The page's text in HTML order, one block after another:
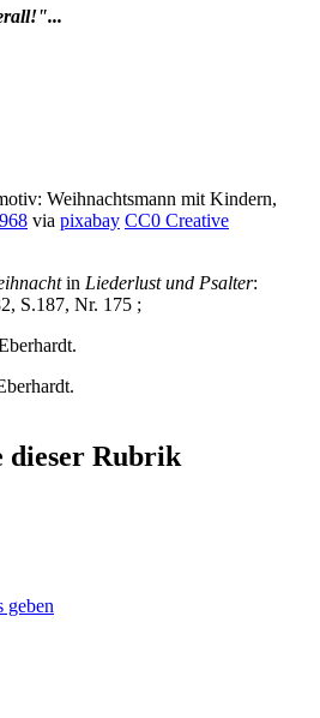
Weihnachtsmann mit Kindern,
via pixabay CC0 Creative
in Liederlust und Psalter:
S.187, Nr. 175 ;
dieser Rubrik
geben